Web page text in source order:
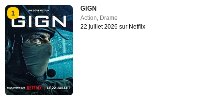
1
GIGN
Action Drame
22 juillet 2026 sur Netflix